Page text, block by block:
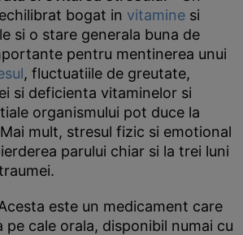
echilibrat bogat in vitamine si
si o stare generala buna de
pentru mentinerea unui
, fluctuatiile de greutate,
si deficienta vitaminelor si
organismului pot duce la
mult, stresul fizic si emotional
parului chiar si la trei luni
este un medicament care
pe cale orala, disponibil numai cu